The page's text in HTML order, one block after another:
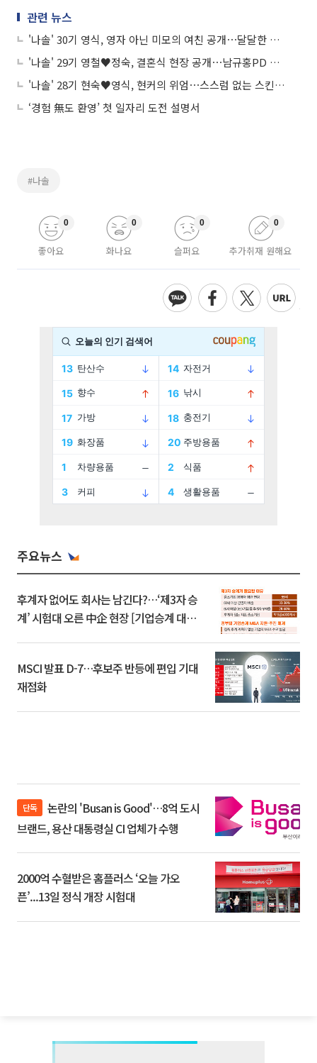
관련 뉴스
'나솔' 30기 영식, 영자 아닌 미모의 여친 공개⋯달달한 럽스타그램 '눈길'
'나솔' 29기 영철♥정숙, 결혼식 현장 공개⋯남규홍PD 또 단상 올랐다
'나솔' 28기 현숙♥영식, 현커의 위엄⋯스스럼 없는 스킨십 "딸도 응원해줘"
‘경험 無도 환영’ 첫 일자리 도전 설명서
#나솔
좋아요
0
화나요
0
슬퍼요
0
추가취재 원해요
0
주요뉴스
후계자 없어도 회사는 남긴다?…‘제3자 승
계’ 시험대 오른 中企 현장 [기업승계 대전
MSCI 발표 D-7…후보주 반등에 편입 기대
재점화
단독
브랜드, 용산 대통령실 CI 업체가 수행
2000억 수혈받은 홈플러스 ‘오늘 가오
픈’...13일 정식 개장 시험대